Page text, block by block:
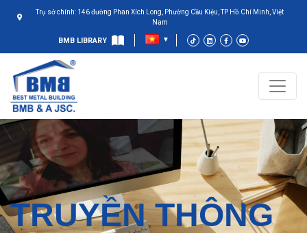
Trụ sở chính: 146 đường Phan Xích Long, Phường Cầu Kiệu, TP Hồ Chí Minh, Việt
Nam
BMB LIBRARY
TRUYỀN THÔNG